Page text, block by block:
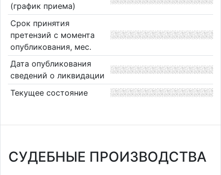
(график приема)
Срок принятия
претензий с момента
опубликования, мес.
Дата опубликования
сведений о ликвидации
Текущее состояние
СУДЕБНЫЕ ПРОИЗВОДСТВА